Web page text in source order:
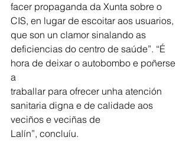
facer propaganda da Xunta sobre o
CIS, en lugar de escoitar aos usuarios,
que son un clamor sinalando as
deficiencias do centro de saúde”. “É
hora de deixar o autobombo e poñerse
a
traballar para ofrecer unha atención
sanitaria digna e de calidade aos
veciños e veciñas de
Lalín”, concluíu.